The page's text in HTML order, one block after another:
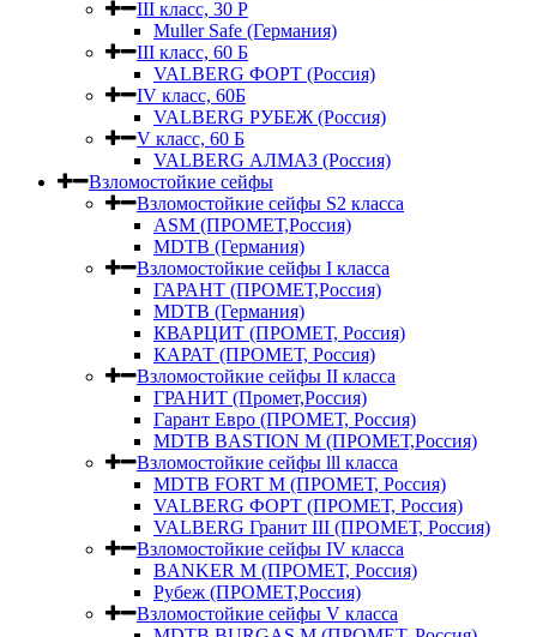
III класс, 30 Р
Muller Safe (Германия)
III класс, 60 Б
VALBERG ФОРТ (Россия)
IV класс, 60Б
VALBERG РУБЕЖ (Россия)
V класс, 60 Б
VALBERG АЛМАЗ (Россия)
Взломостойкие сейфы
Взломостойкие сейфы S2 класса
ASM (ПРОМЕТ,Россия)
MDTB (Германия)
Взломостойкие сейфы I класса
ГАРАНТ (ПРОМЕТ,Россия)
MDTB (Германия)
КВАРЦИТ (ПРОМЕТ, Россия)
КАРАТ (ПРОМЕТ, Россия)
Взломостойкие сейфы II класса
ГРАНИТ (Промет,Россия)
Гарант Евро (ПРОМЕТ, Россия)
MDTB BASTION M (ПРОМЕТ,Россия)
Взломостойкие сейфы lll класса
MDTB FORT M (ПРОМЕТ, Россия)
VALBERG ФОРТ (ПРОМЕТ, Россия)
VALBERG Гранит III (ПРОМЕТ, Россия)
Взломостойкие сейфы IV класса
BANKER M (ПРОМЕТ, Россия)
Рубеж (ПРОМЕТ,Россия)
Взломостойкие сейфы V класса